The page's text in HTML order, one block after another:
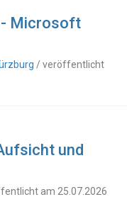
- Microsoft
/ veröffentlicht
und
am 25.07.2026